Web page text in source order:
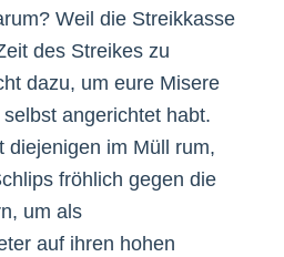
Weil die Streikkasse
des Streikes zu
dazu, um eure Misere
angerichtet habt.
diejenigen im Müll rum,
fröhlich gegen die
um als
auf ihren hohen